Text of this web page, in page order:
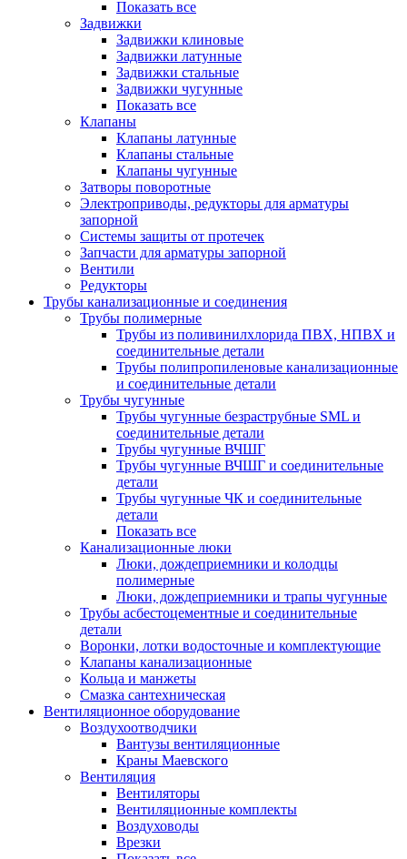
Показать все
Задвижки
Задвижки клиновые
Задвижки латунные
Задвижки стальные
Задвижки чугунные
Показать все
Клапаны
Клапаны латунные
Клапаны стальные
Клапаны чугунные
Затворы поворотные
Электроприводы, редукторы для арматуры
запорной
Системы защиты от протечек
Запчасти для арматуры запорной
Вентили
Редукторы
Трубы канализационные и соединения
Трубы полимерные
Трубы из поливинилхлорида ПВХ, НПВХ и
соединительные детали
Трубы полипропиленовые канализационные
и соединительные детали
Трубы чугунные
Трубы чугунные безраструбные SML и
соединительные детали
Трубы чугунные ВЧШГ
Трубы чугунные ВЧШГ и соединительные
детали
Трубы чугунные ЧК и соединительные
детали
Показать все
Канализационные люки
Люки, дождеприемники и колодцы
полимерные
Люки, дождеприемники и трапы чугунные
Трубы асбестоцементные и соединительные
детали
Воронки, лотки водосточные и комплектующие
Клапаны канализационные
Кольца и манжеты
Смазка сантехническая
Вентиляционное оборудование
Воздухоотводчики
Вантузы вентиляционные
Краны Маевского
Вентиляция
Вентиляторы
Вентиляционные комплекты
Воздуховоды
Врезки